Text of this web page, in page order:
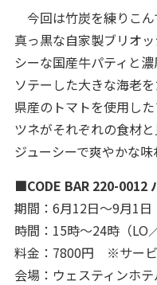
今回は竹炭を練りこ
真っ黒な自家製ブリオ
シーな国産牛パティと
ソテーした大きな海老
県産のトマトを使用し
ツネがそれぞれの食材
ジューシーで爽やかな味
■CODE BAR 220-0012
期間：6月12日～9月1
時間：15時～24時（LO
料金：7800円 ※サー
会場：ウェスティンホ